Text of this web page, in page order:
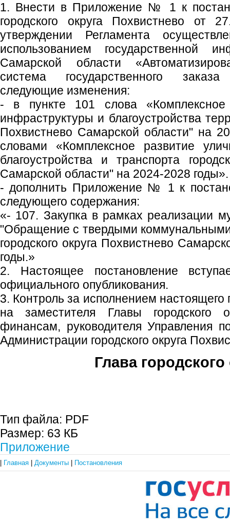
1. Внести в Приложение № 1 к
городского округа Похвистнево
утверждении Регламента
использованием государственной
Самарской области
система государственного
следующие изменения:
- в пункте 101 слова «Комплексное
инфраструктуры и благоустройства
Похвистнево Самарской области" на
словами «Комплексное развитие
благоустройства и транспорта
Самарской области" на 2024-2028 годы».
- дополнить Приложение № 1 к
следующего содержания:
«- 107. Закупка в рамках реализации
"Обращение с твердыми
городского округа Похвистнево
годы.»
2. Настоящее постановление
официального опубликования.
3. Контроль за исполнением настоящего
на заместителя Главы городского
финансам, руководителя Управления
Администрации городского округа
Глава городского
Тип файла: PDF
Размер: 63 КБ
Приложение
Главная Документы Постановления